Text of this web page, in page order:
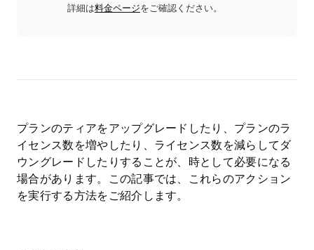
詳細は料金ページをご確認ください。
プランのティアをアップグレードしたり、プランのラ
イセンス数を増やしたり、ライセンス数を減らしてダ
ウングレードしたりすることが、時として必要になる
場合があります。この記事では、これらのアクション
を実行する方法をご紹介します。